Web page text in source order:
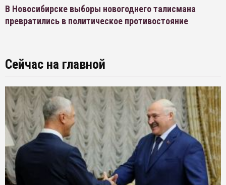
В Новосибирске выборы новогоднего талисмана
превратились в политическое противостояние
Сейчас на главной